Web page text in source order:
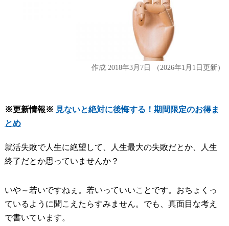
作成 2018年3月7日 （2026年1月1日更新）
※更新情報※ 見ないと絶対に後悔する！期間限定のお得ま
とめ
就活失敗で人生に絶望して、人生最大の失敗だとか、人生
終了だとか思っていませんか？
いや～若いですねぇ。若いっていいことです。おちょくっ
ているように聞こえたらすみません。でも、真面目な考え
で書いています。